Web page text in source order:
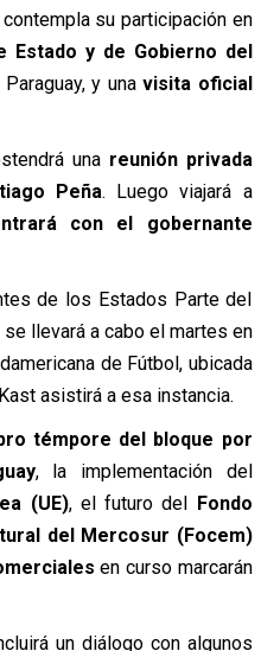
su participación en
Estado y de Gobierno del
y unavisita oficial
una reunión privada
Peña. Luego viajará a
con el
gobernante
de los Estados Parte del
llevará a cabo el martes en
de Fútbol, ubicada
asistirá a esa instancia.
témpore del bloque por
, la implementación del
(UE), el futuro del Fondo
del Mercosur (Focem)
en curso marcarán
un diálogo con algunos